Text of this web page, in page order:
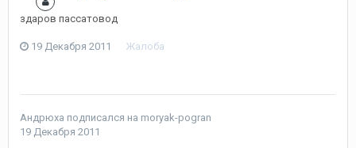
здаров пассатовод
19 Декабря 2011 Жалоба
Андрюха подписался на moryak-pogran
19 Декабря 2011